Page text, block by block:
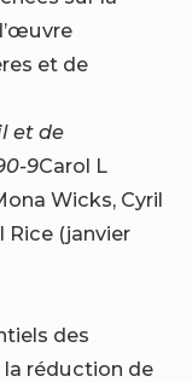
et de
et de
9Carol L
Wicks, Cyril
Rice (janvier
des
la réduction de